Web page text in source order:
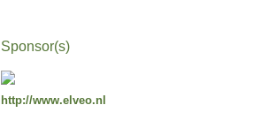
Sponsor(s)
http://www.elveo.nl